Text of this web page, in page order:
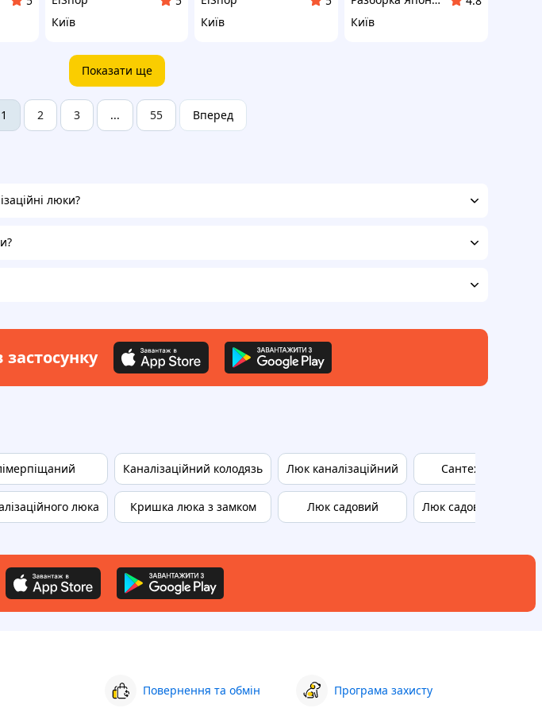
Київ
Київ
Київ
Показати ще
1 2 3 ... 55 Вперед
люки?
люка
Каналізаційний колодязь
Кришка люка з замком
Люк каналізаційний
Люк садовий
Сантехнічний люк
Люк садовий
Повернення та обмін Програма захисту